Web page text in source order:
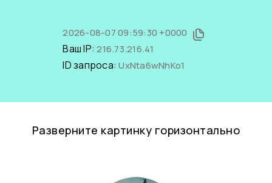
2026-08-07 09:59:30 +0000
Ваш IP:216.73.216.41
ID запроса:UxNta6wNhKo1
Разверните картинку горизонтально